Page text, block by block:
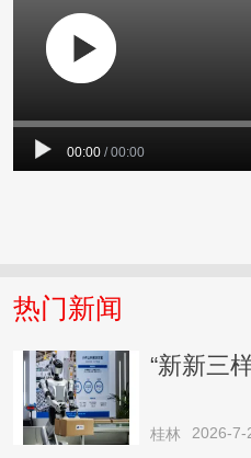
00:00 / 00:00
热门新闻
“新新三
桂林 2026-7-